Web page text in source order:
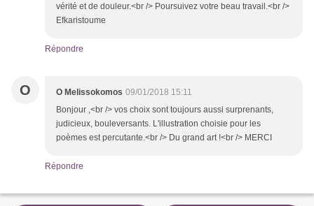
vérité et de douleur.<br /> Poursuivez votre beau travail.<br />
Efkaristoume
Répondre
O O Melissokomos 09/01/2018 15:11
Bonjour ,<br /> vos choix sont toujours aussi surprenants,
judicieux, bouleversants. L'illustration choisie pour les
poèmes est percutante.<br /> Du grand art !<br /> MERCI
Répondre